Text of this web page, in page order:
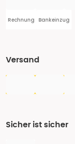
Rechnung Bankeinzug
Versand
Sicher ist sicher